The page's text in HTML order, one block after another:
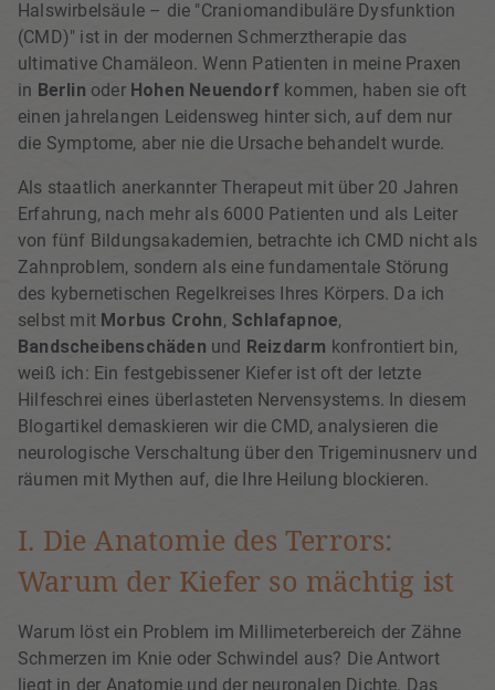
Halswirbelsäule – die "Craniomandibuläre Dysfunktion
(CMD)" ist in der modernen Schmerztherapie das
ultimative Chamäleon. Wenn Patienten in meine Praxen
in Berlin oder Hohen Neuendorf kommen, haben sie oft
einen jahrelangen Leidensweg hinter sich, auf dem nur
die Symptome, aber nie die Ursache behandelt wurde.
Als staatlich anerkannter Therapeut mit über 20 Jahren
Erfahrung, nach mehr als 6000 Patienten und als Leiter
von fünf Bildungsakademien, betrachte ich CMD nicht als
Zahnproblem, sondern als eine fundamentale Störung
des kybernetischen Regelkreises Ihres Körpers. Da ich
selbst mit Morbus Crohn, Schlafapnoe,
Bandscheibenschäden und Reizdarm konfrontiert bin,
weiß ich: Ein festgebissener Kiefer ist oft der letzte
Hilfeschrei eines überlasteten Nervensystems. In diesem
Blogartikel demaskieren wir die CMD, analysieren die
neurologische Verschaltung über den Trigeminusnerv und
räumen mit Mythen auf, die Ihre Heilung blockieren.
I. Die Anatomie des Terrors:
Warum der Kiefer so mächtig ist
Warum löst ein Problem im Millimeterbereich der Zähne
Schmerzen im Knie oder Schwindel aus? Die Antwort
liegt in der Anatomie und der neuronalen Dichte. Das